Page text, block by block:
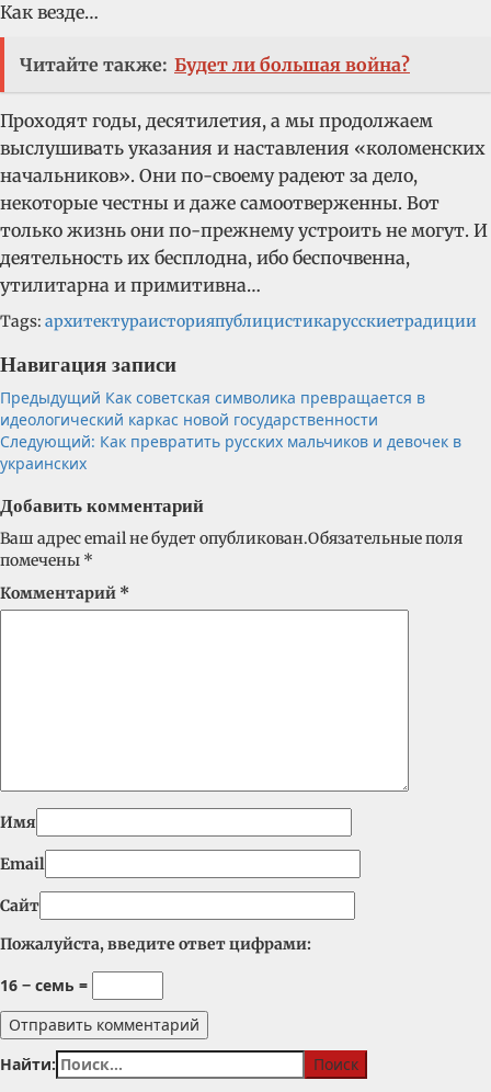
Как везде…
Читайте также: Будет ли большая война?
Проходят годы, десятилетия, а мы продолжаем
выслушивать указания и наставления «коломенских
начальников». Они по-своему радеют за дело,
некоторые честны и даже самоотверженны. Вот
только жизнь они по-прежнему устроить не могут. И
деятельность их бесплодна, ибо беспочвенна,
утилитарна и примитивна…
Tags: архитектураисторияпублицистикарусскиетрадиции
Навигация записи
Предыдущий Как советская символика превращается в
идеологический каркас новой государственности
Следующий: Как превратить русских мальчиков и девочек в
украинских
Добавить комментарий
Ваш адрес email не будет опубликован.Обязательные поля
помечены *
Комментарий *
Имя
Email
Сайт
Пожалуйста, введите ответ цифрами:
16 − семь =
Найти: